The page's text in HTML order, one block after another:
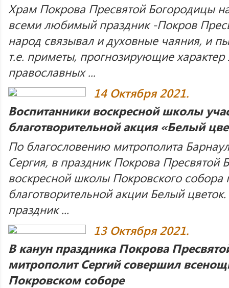
Храм Покрова Пресвятой Богородицы
всеми любимый праздник -Покров
народ связывал и духовные чаяния, и
т.е. приметы, прогнозирующие
православных ...
14 Октября 2021.
Воспитанники воскресной школы
благотворительной акция «Белый
По благословению митрополита
Сергия, в праздник Покрова Пресвятой
воскресной школы Покровского собора
благотворительной акции Белый
праздник ...
13 Октября 2021.
В канун праздника Покрова
митрополит Сергий совершил
Покровском соборе